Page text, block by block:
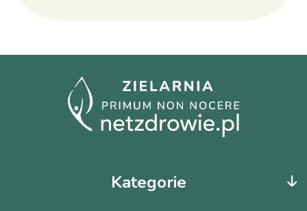
Kategorie